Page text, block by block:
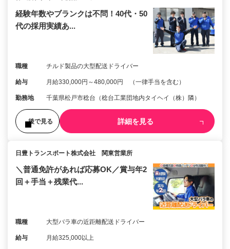
経験年数やブランクは不問！40代・50
代の採用実績あ...
職種 チルド製品の大型配送ドライバー
給与 月給330,000円～480,000円 （一律手当を含む）
勤務地 千葉県松戸市稔台（稔台工業団地内タイヘイ（株）隣）
後で見る 詳細を見る
日豊トランスポート株式会社 関東営業所
＼普通免許があれば応募OK／賞与年2
回＋手当＋残業代...
職種 大型バラ車の近距離配送ドライバー
給与 月給325,000以上